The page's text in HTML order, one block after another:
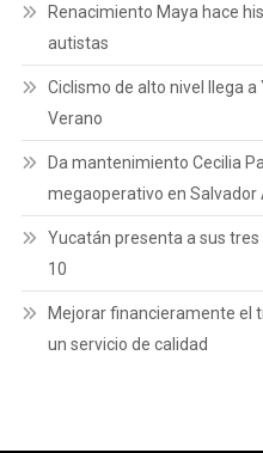
Renacimiento Maya hace
autistas
Ciclismo de alto nivel llega
Verano
Da mantenimiento Cecilia
megaoperativo en Salvador
Yucatán presenta a sus
10
Mejorar financieramente el
un servicio de calidad